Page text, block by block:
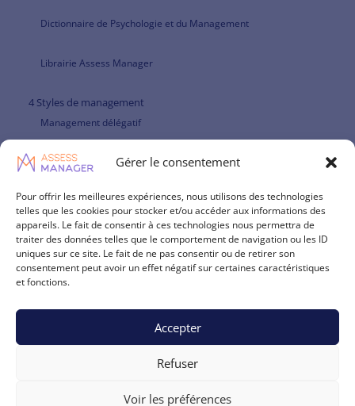
Gérer le consentement
Pour offrir les meilleures expériences, nous utilisons des technologies
telles que les cookies pour stocker et/ou accéder aux informations des
appareils. Le fait de consentir à ces technologies nous permettra de
traiter des données telles que le comportement de navigation ou les ID
uniques sur ce site. Le fait de ne pas consentir ou de retirer son
consentement peut avoir un effet négatif sur certaines caractéristiques
et fonctions.
Accepter
Refuser
Voir les préférences
Dictionnaire de Psychologie et du Management
Librairie Assess Manager
4 Styles de management
Management délégatif
Management et leadership directif : une posture à redécouvrir
Management participatif et agilité managériale
Management paternaliste et agilité managériale
Légal